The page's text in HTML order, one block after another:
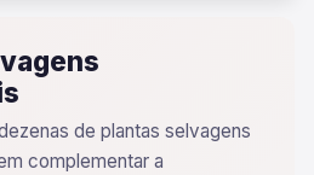
de plantas selvagens
complementar a